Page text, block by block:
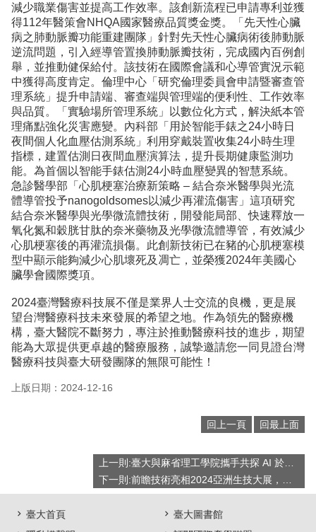
減少職業傷害並提高工作效率。該創新流程已申請專利並獲
得112年醫策會NHQA國家醫療品質獎金獎。「先天性心臟
病之肺動脈瓣功能重建團隊」針對先天性心臟病術後肺動脈
逆流問題，引入經導管置換肺動脈瓣技術，完成國內百例創
舉，並推動健保給付。該技術在國際會議和心導管實況示範
中獲得高度肯定。倫理中心「研究倫理委員會申請暨審查管
理系統」提升申請端、審查端與管理端的便利性、工作效率
與品質。「實驗場所管理系統」以數位化方式，解決紙本管
理痛點強化災害應變。內科部「用於智能手錶之24小時日
夜間個人化血壓估測系統」利用穿戴裝置收集24小時生理
指標，建置估測日夜間血壓演算法，提升長期健康監測功
能。為首個以智能手錶估測24小時血壓變異的智慧系統。
急診醫學部「心肌梗塞治療新策略 – 結合奈米醫學與光流
體導管投予nanogoldsomes以減少再灌流傷害」這項研究
結合奈米醫學與光學微流體技術，開發能局部、快速釋放一
氧化氮和穀胱甘肽的奈米藥物及光學微流體導管，有效減少
心肌梗塞後的再灌流損傷。此創新技術已在豬的心肌梗塞模
型中顯示能夠減少心肌壞死及凋亡，並榮獲2024年美國心
臟學會國際獎項。
2024臺灣醫療科技展不僅是業界人士交流的良機，更是展
望台灣醫療科技未來發展的希望之地。作為領先的醫療機
構，臺大醫院不斷努力，專注於推動醫療科技的進步，期望
能為大眾提供更卓越的醫療服務，誠摯邀請您一同見證台灣
醫療科技與臺大研發團隊的無限可能性！
上版日期：2024-12-16
回上一頁 回最上面
上一則:臺大與麻省理工學院攜手共探 AI 於仿生永續材料的應用
下一則:前瞻技術亮相2024亞洲生技大展，臺灣大學系統科產平台展現研發實力
臺大首頁
臺大圖書館